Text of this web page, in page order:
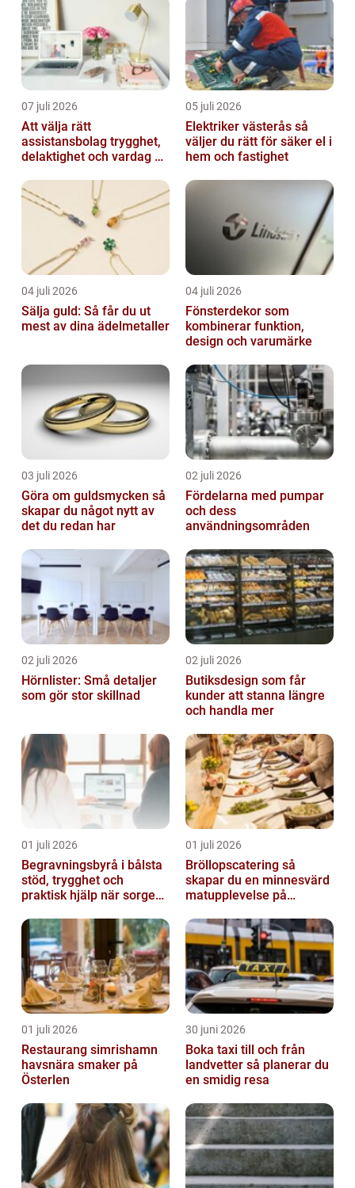
07 juli 2026
Att välja rätt
assistansbolag trygghet,
delaktighet och vardag på
05 juli 2026
Elektriker västerås så
väljer du rätt för säker el i
hem och fastighet
04 juli 2026
Sälja guld: Så får du ut
mest av dina ädelmetaller
04 juli 2026
Fönsterdekor som
kombinerar funktion,
design och varumärke
03 juli 2026
Göra om guldsmycken så
skapar du något nytt av
det du redan har
02 juli 2026
Fördelarna med pumpar
och dess
användningsområden
02 juli 2026
Hörnlister: Små detaljer
som gör stor skillnad
02 juli 2026
Butiksdesign som får
kunder att stanna längre
och handla mer
01 juli 2026
Begravningsbyrå i bålsta
stöd, trygghet och
praktisk hjälp när sorgen
01 juli 2026
Bröllopscatering så
skapar du en minnesvärd
matupplevelse på
01 juli 2026
Restaurang simrishamn
havsnära smaker på
Österlen
30 juni 2026
Boka taxi till och från
landvetter så planerar du
en smidig resa